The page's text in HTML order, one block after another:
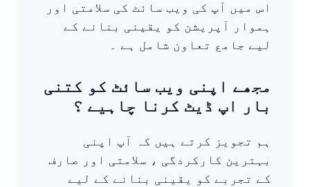
اس میں آپ کی ویب سائٹ کی سلامتی اور
ہموار آپریشن کو یقینی بنانے کے
لیے جامع تعاون شامل ہے ۔
مجھے اپنی ویب سائٹ کو کتنی
بار اپ ڈیٹ کرنا چاہیے ؟
ہم تجویز کرتے ہیں کہ آپ اپنی
بہترین کارکردگی ، سلامتی اور صارف
کے تجربے کو یقینی بنانے کے لیے